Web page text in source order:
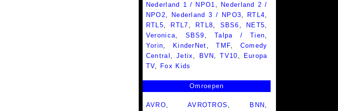
Nederland 1 / NPO1
Nederland 2 /
NPO2
Nederland 3 / NPO3 RTL4
RTL5
RTL7 RTL8 SBS6 NET5
Veronica
SBS9 ,Talpa / Tien
Yorin
KinderNet ,TMF
Comedy
Central
Jetix BVN ,TV10
Europa
TV
Fox Kids
Omroepen
AVRO AVROTROS BNN